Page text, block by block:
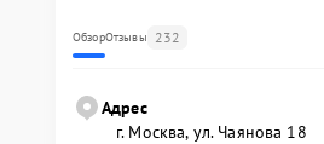
ОбзорОтзывы 232
Адрес
г. Москва, ул. Чаянова 18